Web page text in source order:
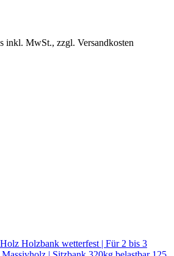
inkl. MwSt., zzgl. Versandkosten
Holzbank wetterfest | Für 2 bis 3